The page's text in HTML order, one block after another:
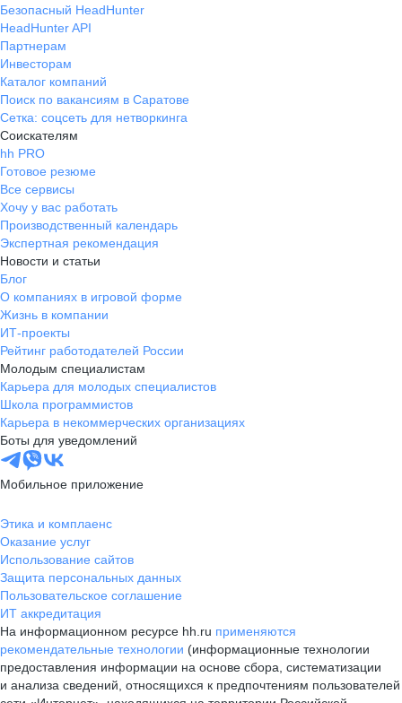
Безопасный HeadHunter
HeadHunter API
Партнерам
Инвесторам
Каталог компаний
Поиск по вакансиям в Саратове
Сетка: соцсеть для нетворкинга
Соискателям
hh PRO
Готовое резюме
Все сервисы
Хочу у вас работать
Производственный календарь
Экспертная рекомендация
Новости и статьи
Блог
О компаниях в игровой форме
Жизнь в компании
ИТ-проекты
Рейтинг работодателей России
Молодым специалистам
Карьера для молодых специалистов
Школа программистов
Карьера в некоммерческих организациях
Боты для уведомлений
Мобильное приложение
Этика и комплаенс
Оказание услуг
Использование сайтов
Защита персональных данных
Пользовательское соглашение
ИТ аккредитация
На информационном ресурсе hh.ru применяются
рекомендательные технологии (информационные технологии
предоставления информации на основе сбора, систематизации
и анализа сведений, относящихся к предпочтениям пользователей